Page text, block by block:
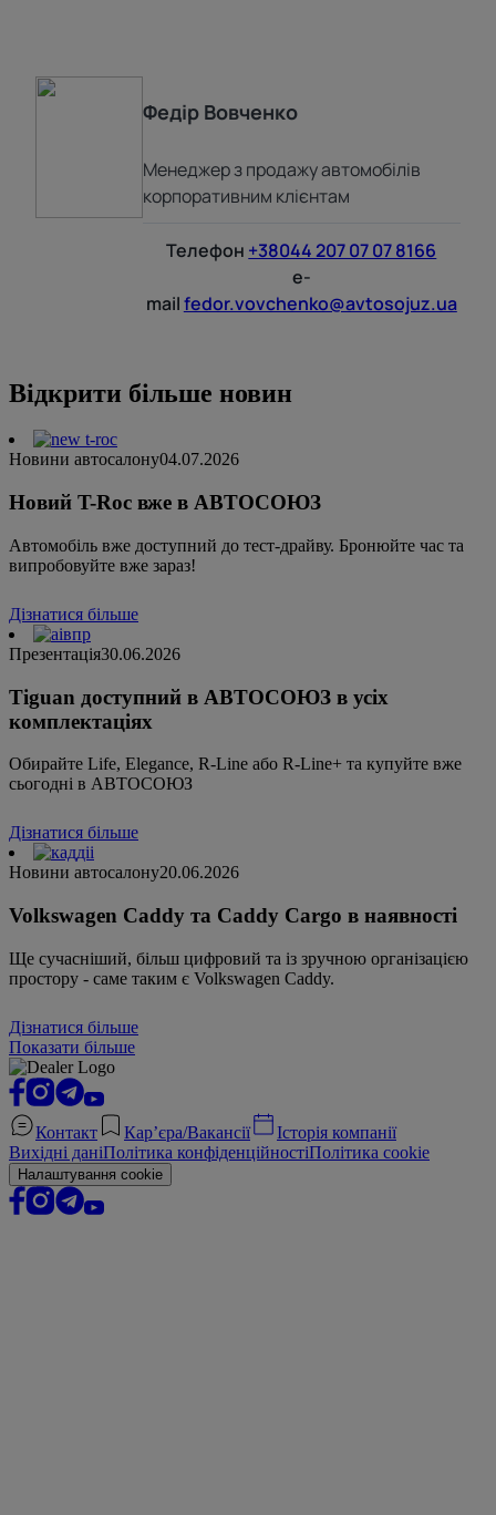
Федір Вовченко
Менеджер з продажу автомобілів
корпоративним клієнтам
Телефон +38044 207 07 07 8166
e-
mailfedor.vovchenko@avtosojuz.ua
Відкрити більше новин
Новини автосалону04.07.2026
Новий T-Roc вже в АВТОСОЮЗ
Автомобіль вже доступний до тест-драйву. Бронюйте час та
випробовуйте вже зараз!
Дізнатися більше
Презентація30.06.2026
Tiguan доступний в АВТОСОЮЗ в усіх
комплектаціях
Обирайте Life, Elegance, R-Line або R-Line+ та купуйте вже
сьогодні в АВТОСОЮЗ
Дізнатися більше
Новини автосалону20.06.2026
Volkswagen Caddy та Caddy Cargo в наявності
Ще сучасніший, більш цифровий та із зручною організацією
простору - саме таким є Volkswagen Caddy.
Дізнатися більше
Показати більше
Контакт Кар’єра/Вакансії
Історія компанії
Вихідні даніПолітика конфіденційностіПолітика cookie
Налаштування cookie